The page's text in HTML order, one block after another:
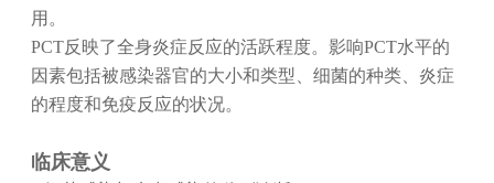
用。
PCT反映了全身炎症反应的活跃程度。影响PCT水平的
因素包括被感染器官的大小和类型、细菌的种类、炎症
的程度和免疫反应的状况。
临床意义